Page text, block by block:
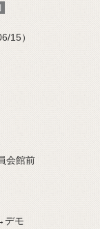
15）
会館前
デモ